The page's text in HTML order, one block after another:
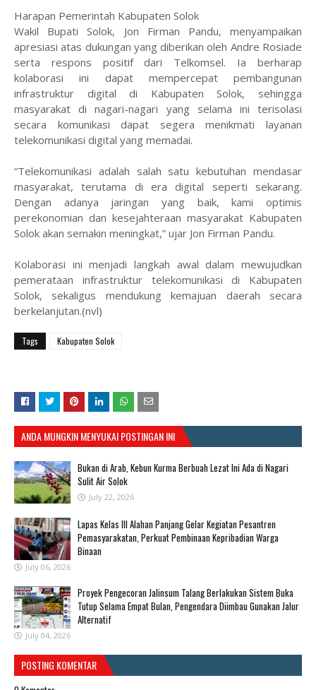
Harapan Pemerintah Kabupaten Solok
Wakil Bupati Solok, Jon Firman Pandu, menyampaikan
apresiasi atas dukungan yang diberikan oleh Andre Rosiade
serta respons positif dari Telkomsel. Ia berharap
kolaborasi ini dapat mempercepat pembangunan
infrastruktur digital di Kabupaten Solok, sehingga
masyarakat di nagari-nagari yang selama ini terisolasi
secara komunikasi dapat segera menikmati layanan
telekomunikasi digital yang memadai.
“Telekomunikasi adalah salah satu kebutuhan mendasar
masyarakat, terutama di era digital seperti sekarang.
Dengan adanya jaringan yang baik, kami optimis
perekonomian dan kesejahteraan masyarakat Kabupaten
Solok akan semakin meningkat,” ujar Jon Firman Pandu.
Kolaborasi ini menjadi langkah awal dalam mewujudkan
pemerataan infrastruktur telekomunikasi di Kabupaten
Solok, sekaligus mendukung kemajuan daerah secara
berkelanjutan.(nvl)
Tags Kabupaten Solok
ANDA MUNGKIN MENYUKAI POSTINGAN INI
Bukan di Arab, Kebun Kurma Berbuah Lezat Ini Ada di Nagari
Sulit Air Solok
July 22, 2026
Lapas Kelas III Alahan Panjang Gelar Kegiatan Pesantren
Pemasyarakatan, Perkuat Pembinaan Kepribadian Warga
Binaan
July 06, 2026
Proyek Pengecoran Jalinsum Talang Berlakukan Sistem Buka
Tutup Selama Empat Bulan, Pengendara Diimbau Gunakan Jalur
Alternatif
July 04, 2026
POSTING KOMENTAR